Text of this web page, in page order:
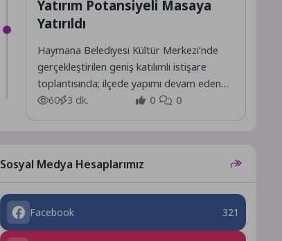
Yatırım Potansiyeli Masaya
Yatırıldı
Haymana Belediyesi Kültür Merkezi’nde
gerçekleştirilen geniş katılımlı istişare
toplantısında; ilçede yapımı devam eden
projeler ile hayata geçirilmesi planlanan
yeni yatırımlar,...
60 3 dk. 0 0
Sosyal Medya Hesaplarımız
Facebook 321